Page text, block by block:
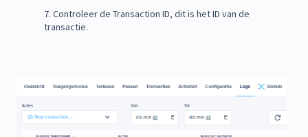
7. Controleer de Transaction ID, dit is het ID van de
transactie.